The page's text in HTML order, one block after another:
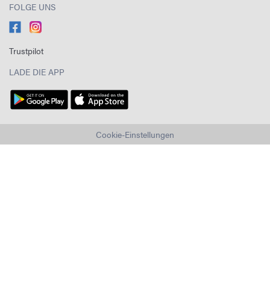
FOLGE UNS
Trustpilot
LADE DIE APP
Cookie-Einstellungen